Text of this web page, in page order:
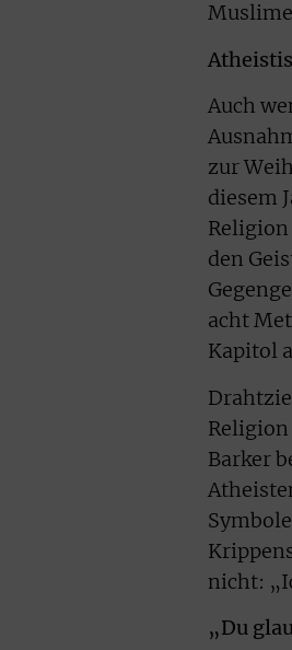
Auch
zur
diesem
den
acht
Kapitol
Barker
nicht:
„Du